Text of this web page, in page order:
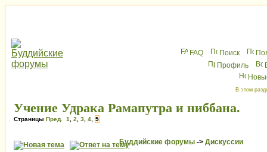
FAQ Поиск
Профиль
В этом
Учение Удрака Рамапутра и ниббана.
Страницы Пред. 1 2 3 4 5
Буддийские форумы -> Дискуссии